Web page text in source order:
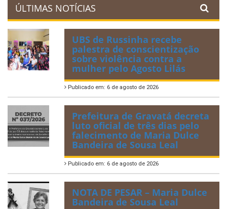
ÚLTIMAS NOTÍCIAS
UBS de Russinha recebe
palestra de conscientização
sobre violência contra a
mulher pelo Agosto Lilás
Publicado em: 6 de agosto de 2026
Prefeitura de Gravatá decreta
luto oficial de três dias pelo
falecimento de Maria Dulce
Bandeira de Sousa Leal
Publicado em: 6 de agosto de 2026
NOTA DE PESAR – Maria Dulce
Bandeira de Sousa Leal